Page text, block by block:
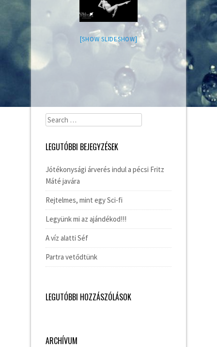
[SHOW SLIDESHOW]
Search
LEGUTÓBBI BEJEGYZÉSEK
Jótékonysági árverés indul a pécsi Fritz
Máté javára
Rejtelmes, mint egy Sci-fi
Legyünk mi az ajándékod!!!
A víz alatti Séf
Partra vetődtünk
LEGUTÓBBI HOZZÁSZÓLÁSOK
ARCHÍVUM